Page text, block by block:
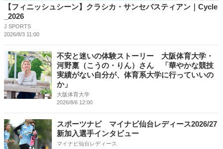
【フィニッシュシーン】クラシカ・サンセバスティアン｜Cycle
_2026
J SPORTS
2026/8/3 11:00
不安と迷いの体験ストーリー 大阪体育大学・
河野稟（こうの・りん）さん 「華やかな競技
実績がない自分が、体育系大学に行っていいの
か」
大阪体育大学
2026/8/6 12:00
スポーツナビ マイナビ仙台レディース2026/27
新加入選手インタビュー
マイナビ仙台レディース